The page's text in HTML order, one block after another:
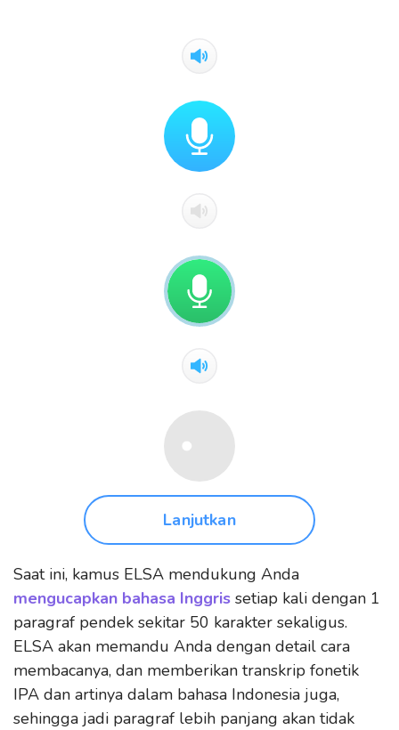
Lanjutkan
Saat ini, kamus ELSA mendukung Anda
mengucapkan bahasa Inggris setiap kali dengan 1
paragraf pendek sekitar 50 karakter sekaligus.
ELSA akan memandu Anda dengan detail cara
membacanya, dan memberikan transkrip fonetik
IPA dan artinya dalam bahasa Indonesia juga,
sehingga jadi paragraf lebih panjang akan tidak